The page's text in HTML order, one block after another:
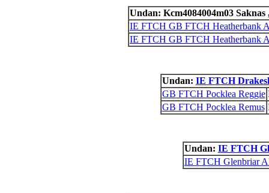
Undan: Kcm4084004m03 Saknas
IE FTCH GB FTCH Heatherbank
IE FTCH GB FTCH Heatherbank
Undan: IE FTCH
GB FTCH Pocklea Reggie
GB FTCH Pocklea Remus
Undan: IE FTCH
IE FTCH Glenbriar